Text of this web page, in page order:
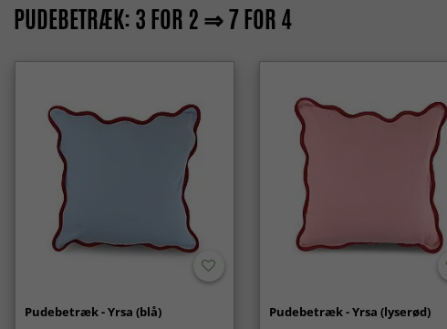
PUDEBETRÆK: 3 FOR 2 ⇒ 7 FOR 4
Pudebetræk - Yrsa (blå) Pudebetræk - Yrsa (lyserød)